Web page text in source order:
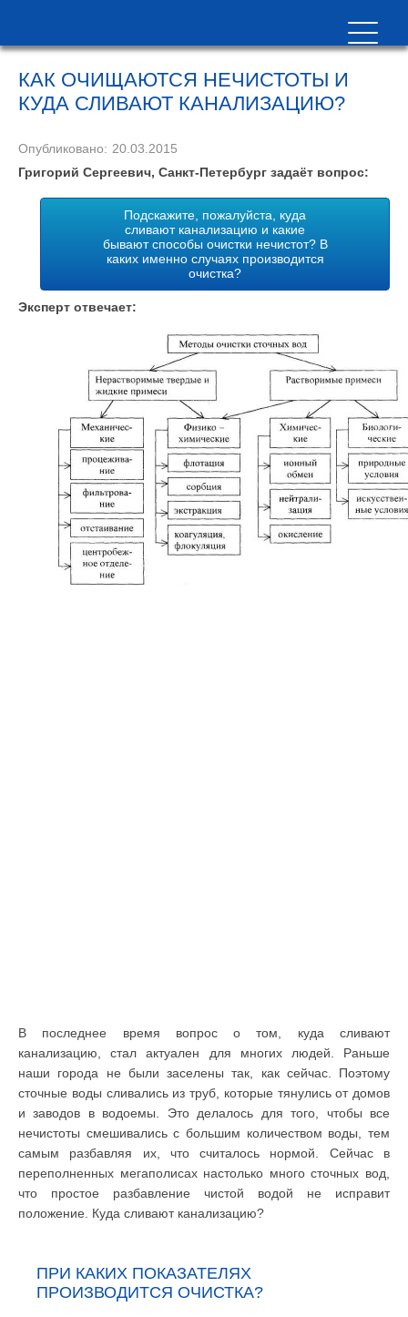
КАК ОЧИЩАЮТСЯ НЕЧИСТОТЫ И
КУДА СЛИВАЮТ КАНАЛИЗАЦИЮ?
Опубликовано: 20.03.2015
Григорий Сергеевич, Санкт-Петербург задаёт вопрос:
Подскажите, пожалуйста, куда
сливают канализацию и какие
бывают способы очистки нечистот? В
каких именно случаях производится
очистка?
Эксперт отвечает:
В последнее время вопрос о том, куда сливают
канализацию, стал актуален для многих людей. Раньше
наши города не были заселены так, как сейчас. Поэтому
сточные воды сливались из труб, которые тянулись от домов
и заводов в водоемы. Это делалось для того, чтобы все
нечистоты смешивались с большим количеством воды, тем
самым разбавляя их, что считалось нормой. Сейчас в
переполненных мегаполисах настолько много сточных вод,
что простое разбавление чистой водой не исправит
положение. Куда сливают канализацию?
ПРИ КАКИХ ПОКАЗАТЕЛЯХ
ПРОИЗВОДИТСЯ ОЧИСТКА?